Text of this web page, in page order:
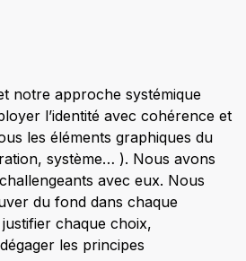
notre approche systémique
l’identité avec cohérence et
les éléments graphiques du
système… ). Nous avons
avec eux. Nous
du fond dans chaque
chaque choix,
les principes